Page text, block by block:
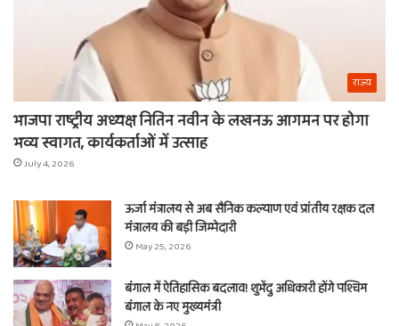
राज्य
भाजपा राष्ट्रीय अध्यक्ष नितिन नवीन के लखनऊ आगमन पर होगा
भव्य स्वागत, कार्यकर्ताओं में उत्साह
July 4, 2026
ऊर्जा मंत्रालय से अब सैनिक कल्याण एवं प्रांतीय रक्षक दल
मंत्रालय की बड़ी जिम्मेदारी
May 25, 2026
बंगाल में ऐतिहासिक बदलाव! शुभेंदु अधिकारी होंगे पश्चिम
बंगाल के नए मुख्यमंत्री